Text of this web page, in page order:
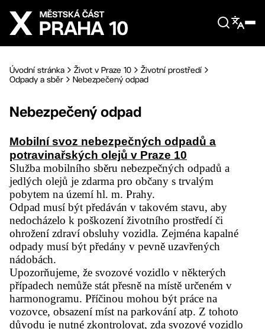
Přejít na hlavní obsah
Úvodní stránka Život v Praze 10
Životní prostředí
Odpady a sběr
Nebezpečený odpad
Nebezpečený odpad
Mobilní svoz nebezpečných odpadů a
potravinařských olejů v Praze 10
Služba mobilního sběru nebezpečných odpadů a
jedlých olejů je zdarma pro občany s trvalým
pobytem na území hl. m. Prahy.
Odpad musí být předáván v takovém stavu, aby
nedocházelo k poškození životního prostředí či
ohrožení zdraví obsluhy vozidla. Zejména kapalné
odpady musí být předány v pevně uzavřených
nádobách.
Upozorňujeme, že svozové vozidlo v některých
případech nemůže stát přesně na místě určeném v
harmonogramu. Příčinou mohou být práce na
vozovce, obsazení míst na parkování atp. Z tohoto
důvodu je nutné zkontrolovat, zda svozové vozidlo